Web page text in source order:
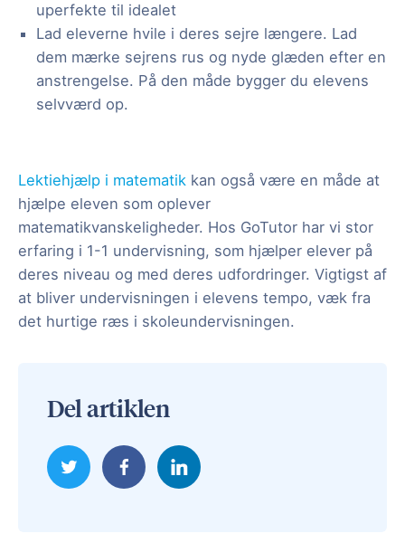
uperfekte til idealet
Lad eleverne hvile i deres sejre længere. Lad
dem mærke sejrens rus og nyde glæden efter en
anstrengelse. På den måde bygger du elevens
selvværd op.
Lektiehjælp i matematik kan også være en måde at
hjælpe eleven som oplever
matematikvanskeligheder. Hos GoTutor har vi stor
erfaring i 1-1 undervisning, som hjælper elever på
deres niveau og med deres udfordringer. Vigtigst af
at bliver undervisningen i elevens tempo, væk fra
det hurtige ræs i skoleundervisningen.
Del artiklen